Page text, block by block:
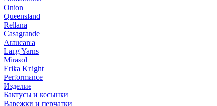
Onion
Queensland
Rellana
Casagrande
Araucania
Lang Yarns
Mirasol
Erika Knight
Performance
Изделие
Бактусы и косынки
Варежки и перчатки